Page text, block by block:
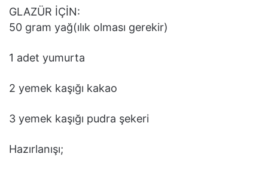
GLAZÜR İÇİN:
50 gram yağ(ılık olması gerekir)
1 adet yumurta
2 yemek kaşığı kakao
3 yemek kaşığı pudra şekeri
Hazırlanışı;